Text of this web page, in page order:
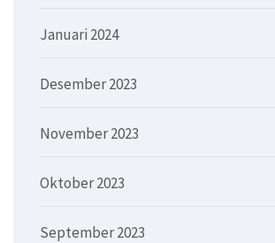
Januari 2024
Desember 2023
November 2023
Oktober 2023
September 2023